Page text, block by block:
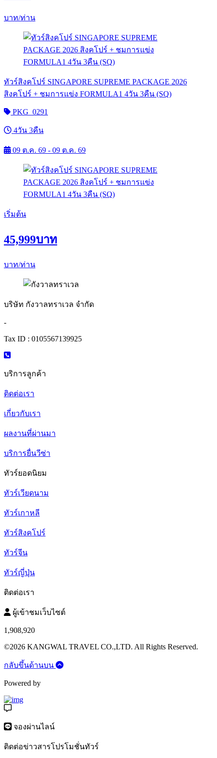
บาท/ท่าน
ทัวร์สิงคโปร์ SINGAPORE SUPREME PACKAGE 2026
สิงคโปร์ + ชมการแข่ง FORMULA1 4วัน 3คืน (SQ)
PKG_0291
4วัน 3คืน
09 ต.ค. 69 - 09 ต.ค. 69
เริ่มต้น
45,999บาท
บาท/ท่าน
บริษัท กังวาลทราเวล จำกัด
-
Tax ID : 0105567139925
บริการลูกค้า
ติดต่อเรา
เกี่ยวกับเรา
ผลงานที่ผ่านมา
บริการยื่นวีซ่า
ทัวร์ยอดนิยม
ทัวร์เวียดนาม
ทัวร์เกาหลี
ทัวร์สิงคโปร์
ทัวร์จีน
ทัวร์ญี่ปุ่น
ติดต่อเรา
ผู้เข้าชมเว็บไซต์
1,908,920
©2026 KANGWAL TRAVEL CO.,LTD. All Rights Reserved.
กลับขึ้นด้านบน
Powered by
จองผ่านไลน์
ติดต่อข่าวสารโปรโมชั่นทัวร์